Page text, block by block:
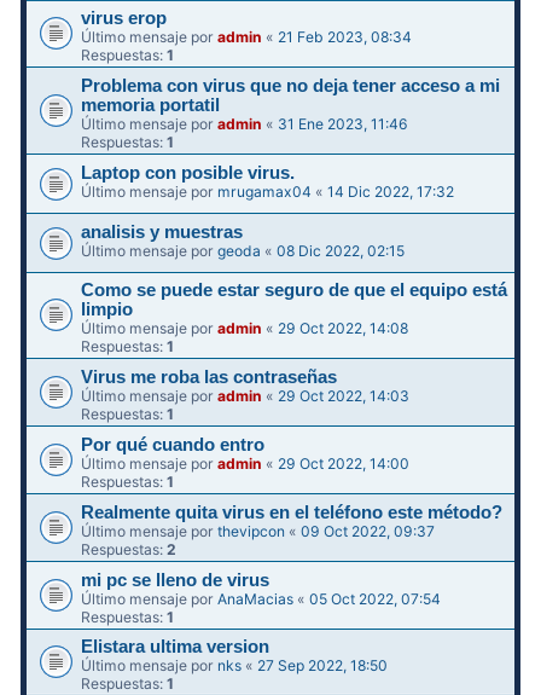
virus erop
Último mensaje poradmin « 21 Feb 2023, 08:34
Respuestas:1
Problema con virus que no deja tener acceso a mi
memoria portatil
Último mensaje poradmin « 31 Ene 2023, 11:46
Respuestas:1
Laptop con posible virus.
Último mensaje por mrugamax04 «14 Dic 2022, 17:32
analisis y muestras
Último mensaje porgeoda «08 Dic 2022, 02:15
Como se puede estar seguro de que el equipo está
limpio
Último mensaje poradmin « 29 Oct 2022, 14:08
Respuestas:1
Virus me roba las contraseñas
Último mensaje poradmin « 29 Oct 2022, 14:03
Respuestas:1
Por qué cuando entro
Último mensaje poradmin « 29 Oct 2022, 14:00
Respuestas:1
Realmente quita virus en el teléfono este método?
Último mensaje porthevipcon «09 Oct 2022, 09:37
Respuestas:2
mi pc se lleno de virus
Último mensaje porAnaMacias «05 Oct 2022, 07:54
Respuestas:1
Elistara ultima version
Último mensaje por nks « 27 Sep 2022, 18:50
Respuestas:1